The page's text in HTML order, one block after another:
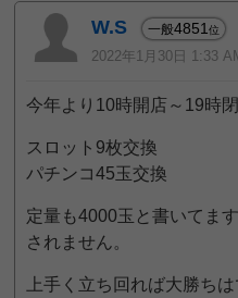
W.S 一般4851位
2022年1月30日 1:33
今年より10時開店～19時
スロット9枚交換
パチンコ45玉交換
定量も4000玉と書いてま
されません。
上手く立ち回れば大勝ち